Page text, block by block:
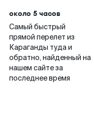
около 5 часов
Самый быстрый
прямой перелет из
Караганды туда и
обратно, найденный на
нашем сайте за
последнее время